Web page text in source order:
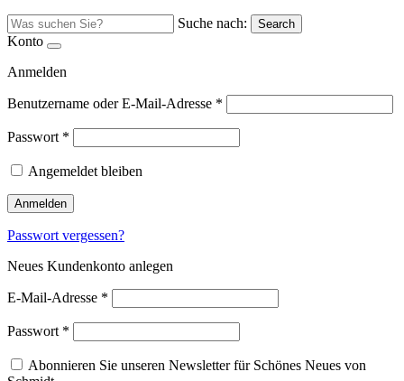
Suche nach: Search
Konto
Anmelden
Benutzername oder E-Mail-Adresse *
Passwort *
Angemeldet bleiben
Anmelden
Passwort vergessen?
Neues Kundenkonto anlegen
E-Mail-Adresse *
Passwort *
Abonnieren Sie unseren Newsletter für Schönes Neues von